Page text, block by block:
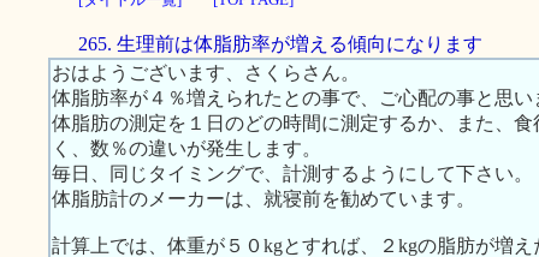
265. 生理前は体脂肪率が増える傾向になります
おはようございます、さくらさん。
体脂肪率が４％増えられたとの事で、ご心配の事と思い
体脂肪の測定を１日のどの時間に測定するか、また、
く、数％の違いが発生します。
毎日、同じタイミングで、計測するようにして下さい。
体脂肪計のメーカーは、就寝前を勧めています。
計算上では、体重が５０kgとすれば、２kgの脂肪が増